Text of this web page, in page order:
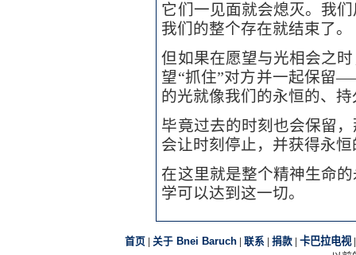
它们一见面就会熄灭。我
我们的整个存在就结束了。
但如果在愿望与光相会之
望“抓住”对方并一起保留
的光就像我们的永恒的、
毕竟过去的时刻也会保留
会让时刻停止，并获得永
在这里就是整个精神生命
学可以达到这一切。
首页 | 关于 Bnei Baruch | 联系 | 捐款 卡巴拉电视